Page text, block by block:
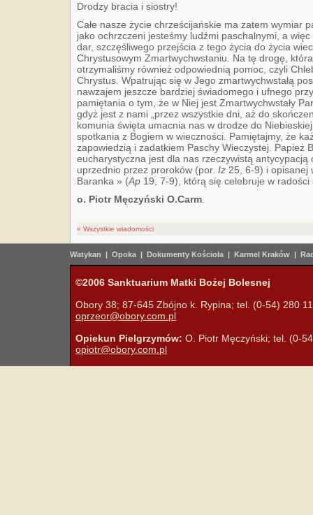
Drodzy bracia i siostry!
Całe nasze życie chrześcijańskie ma zatem wymiar
jako ochrzczeni jesteśmy ludźmi paschalnymi, a
dar, szczęśliwego przejścia z tego życia do życia
Chrystusowym Zmartwychwstaniu. Na tę drogę,
otrzymaliśmy również odpowiednią pomoc, czyli
Chrystus. Wpatrując się w Jego zmartwychwstałą
nawzajem jeszcze bardziej świadomego i ufnego
pamiętania o tym, że w Niej jest Zmartwychwstały
gdyż jest z nami „przez wszystkie dni, aż do
komunia święta umacnia nas w drodze do
spotkania z Bogiem w wieczności. Pamiętajmy, że
zapowiedzią i zadatkiem Paschy Wieczystej. Papież
eucharystyczna jest dla nas rzeczywistą
uprzednio przez proroków (por. Iz 25, 6-9) i opisanej
Baranka » (Ap 19, 7-9), którą się celebruje w
o. Piotr Męczyński O.Carm
« Wszystkie wiadomości
Watykan | Opoka | Dokumenty Kościoła | Karmel Kraków |
©2006 Sanktuarium Matki Bożej Bolesnej
Obory 38; 87-645 Zbójno k. Rypina; tel. (0-54) 280
oprzeor@obory.com.pl
Opiekun Pielgrzymów: O. Piotr Męczyński; tel. (0-
opiotr@obory.com.pl